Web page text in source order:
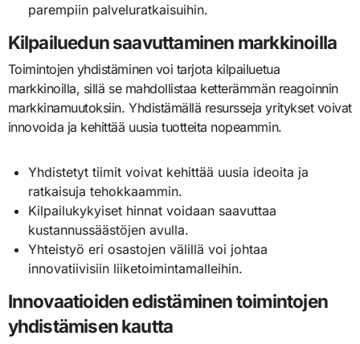
parempiin palveluratkaisuihin.
Kilpailuedun saavuttaminen markkinoilla
Toimintojen yhdistäminen voi tarjota kilpailuetua
markkinoilla, sillä se mahdollistaa ketterämmän reagoinnin
markkinamuutoksiin. Yhdistämällä resursseja yritykset voivat
innovoida ja kehittää uusia tuotteita nopeammin.
Yhdistetyt tiimit voivat kehittää uusia ideoita ja
ratkaisuja tehokkaammin.
Kilpailukykyiset hinnat voidaan saavuttaa
kustannussäästöjen avulla.
Yhteistyö eri osastojen välillä voi johtaa
innovatiivisiin liiketoimintamalleihin.
Innovaatioiden edistäminen toimintojen
yhdistämisen kautta